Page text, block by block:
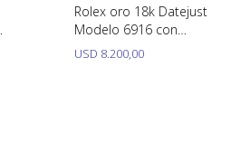
Rolex oro 18k Datejust
Modelo 6916 con
calendario, 26 mm.
USD 8.200,00